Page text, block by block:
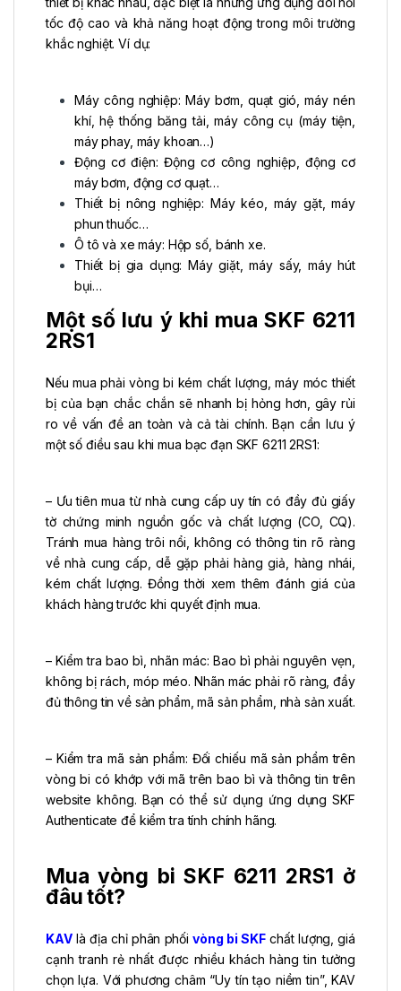
tốc độ cao và khả năng hoạt động trong môi trường
khắc nghiệt. Ví dụ:
Máy công nghiệp: Máy bơm, quạt gió, máy nén
khí, hệ thống băng tải, máy công cụ (máy tiện,
máy phay, máy khoan…)
Động cơ điện: Động cơ công nghiệp, động cơ
máy bơm, động cơ quạt…
Thiết bị nông nghiệp: Máy kéo, máy gặt, máy
phun thuốc…
Ô tô và xe máy: Hộp số, bánh xe.
Thiết bị gia dụng: Máy giặt, máy sấy, máy hút
bụi…
Một số lưu ý khi mua SKF 6211
2RS1
Nếu mua phải vòng bi kém chất lượng, máy móc thiết
bị của bạn chắc chắn sẽ nhanh bị hỏng hơn, gây rủi
ro về vấn đề an toàn và cả tài chính. Bạn cần lưu ý
một số điều sau khi mua bạc đạn SKF 6211 2RS1:
– Ưu tiên mua từ nhà cung cấp uy tín có đầy đủ giấy
tờ chứng minh nguồn gốc và chất lượng (CO, CQ).
Tránh mua hàng trôi nổi, không có thông tin rõ ràng
về nhà cung cấp, dễ gặp phải hàng giả, hàng nhái,
kém chất lượng. Đồng thời xem thêm đánh giá của
khách hàng trước khi quyết định mua.
– Kiểm tra bao bì, nhãn mác: Bao bì phải nguyên vẹn,
không bị rách, móp méo. Nhãn mác phải rõ ràng, đầy
đủ thông tin về sản phẩm, mã sản phẩm, nhà sản xuất.
– Kiểm tra mã sản phẩm: Đối chiếu mã sản phẩm trên
vòng bi có khớp với mã trên bao bì và thông tin trên
website không. Bạn có thể sử dụng ứng dụng SKF
Authenticate để kiểm tra tính chính hãng.
Mua vòng bi SKF 6211 2RS1 ở
đâu tốt?
KAVlà địa chỉ phân phối vòng bi SKFchất lượng, giá
cạnh tranh rẻ nhất được nhiều khách hàng tin tưởng
chọn lựa. Với phương châm “Uy tín tạo niềm tin”, KAV